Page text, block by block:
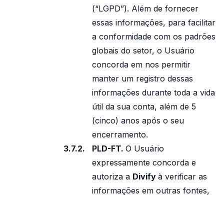
(“LGPD”). Além de fornecer
essas informações, para facilitar
a conformidade com os padrões
globais do setor, o Usuário
concorda em nos permitir
manter um registro dessas
informações durante toda a vida
útil da sua conta, além de 5
(cinco) anos após o seu
encerramento.
PLD-FT. O Usuário
expressamente concorda e
autoriza a Divify à verificar as
informações em outras fontes,